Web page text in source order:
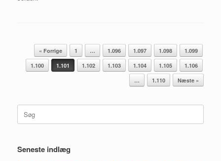
Artikel navigation
« Forrige 1 … 1.096 1.097 1.098
1.099
1.100
1.101 1.102 1.103 1.104 1.105
1.106
…
1.110 Næste »
Søg
efter:
Seneste indlæg